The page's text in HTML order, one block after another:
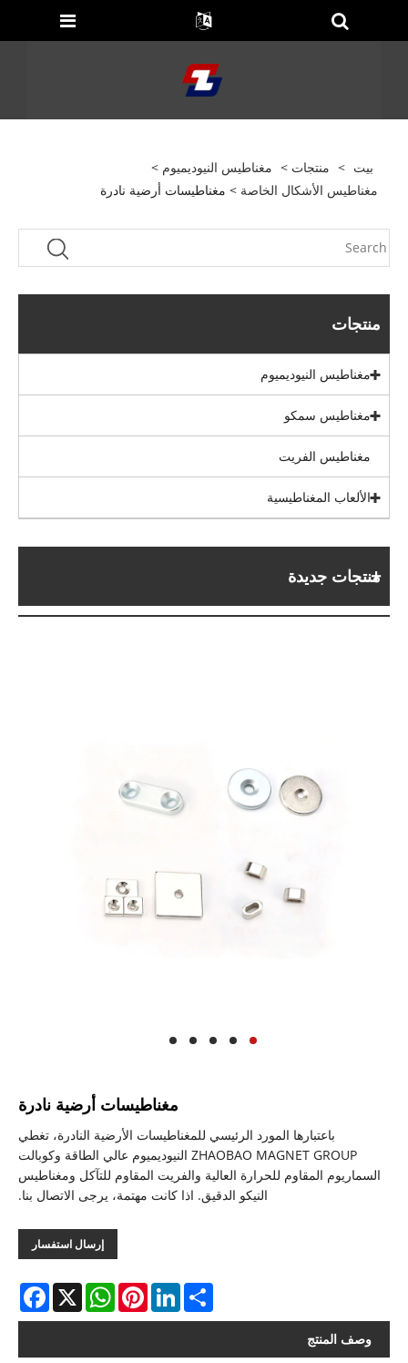
بيت > منتجات > مغناطيس النيوديميوم >
مغناطيس الأشكال الخاصة > مغناطيسات أرضية نادرة
منتجات
مغناطيس النيوديميوم
مغناطيس سمكو
مغناطيس الفريت
الألعاب المغناطيسية
منتجات جديدة
مغناطيسات أرضية نادرة
باعتبارها المورد الرئيسي للمغناطيسات الأرضية النادرة، تغطي
ZHAOBAO MAGNET GROUP النيوديميوم عالي الطاقة وكوبالت
السماريوم المقاوم للحرارة العالية والفريت المقاوم للتآكل ومغناطيس
النيكو الدقيق. اذا كانت مهتمة، يرجى الاتصال بنا.
إرسال استفسار
X
WhatsAppPinterestLinkedInShare
وصف المنتج